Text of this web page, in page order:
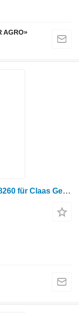
AGRO»
Dvigun skloochisnika Claas BY6258260 für Claas Getreideernter